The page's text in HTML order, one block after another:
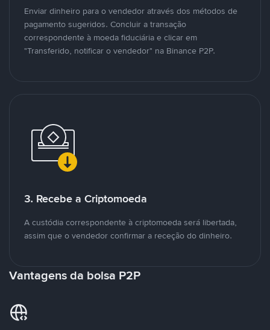
Enviar dinheiro para o vendedor através dos métodos de
pagamento sugeridos. Concluir a transação
correspondente à moeda fiduciária e clicar em
"Transferido, notificar o vendedor" na Binance P2P.
3. Recebe a Criptomoeda
A custódia correspondente à criptomoeda será libertada,
assim que o vendedor confirmar a receção do dinheiro.
Vantagens da bolsa P2P